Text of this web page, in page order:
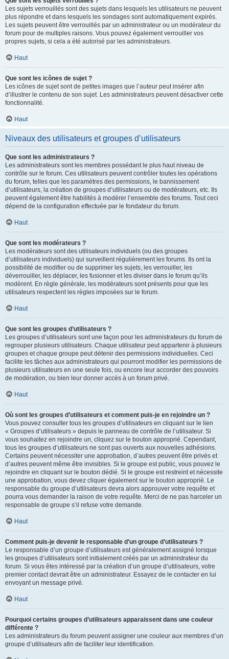
Les sujets verrouillés sont des sujets dans lesquels les utilisateurs ne peuvent
plus répondre et dans lesquels les sondages sont automatiquement expirés.
Les sujets peuvent être verrouillés par un administrateur ou un modérateur du
forum pour de multiples raisons. Vous pouvez également verrouiller vos
propres sujets, si cela a été autorisé par les administrateurs.
Haut
Que sont les icônes de sujet ?
Les icônes de sujet sont de petites images que l’auteur peut insérer afin
d’illustrer le contenu de son sujet. Les administrateurs peuvent désactiver cette
fonctionnalité.
Haut
Niveaux des utilisateurs et groupes d’utilisateurs
Que sont les administrateurs ?
Les administrateurs sont les membres possédant le plus haut niveau de
contrôle sur le forum. Ces utilisateurs peuvent contrôler toutes les opérations
du forum, telles que les paramètres des permissions, le bannissement
d’utilisateurs, la création de groupes d’utilisateurs ou de modérateurs, etc. Ils
peuvent également être habilités à modérer l’ensemble des forums. Tout ceci
dépend de la configuration effectuée par le fondateur du forum.
Haut
Que sont les modérateurs ?
Les modérateurs sont des utilisateurs individuels (ou des groupes
d’utilisateurs individuels) qui surveillent régulièrement les forums. Ils ont la
possibilité de modifier ou de supprimer les sujets, les verrouiller, les
déverrouiller, les déplacer, les fusionner et les diviser dans le forum qu’ils
modèrent. En règle générale, les modérateurs sont présents pour que les
utilisateurs respectent les règles imposées sur le forum.
Haut
Que sont les groupes d’utilisateurs ?
Les groupes d’utilisateurs sont une façon pour les administrateurs du forum de
regrouper plusieurs utilisateurs. Chaque utilisateur peut appartenir à plusieurs
groupes et chaque groupe peut détenir des permissions individuelles. Ceci
facilite les tâches aux administrateurs qui pourront modifier les permissions de
plusieurs utilisateurs en une seule fois, ou encore leur accorder des pouvoirs
de modération, ou bien leur donner accès à un forum privé.
Haut
Où sont les groupes d’utilisateurs et comment puis-je en rejoindre un ?
Vous pouvez consulter tous les groupes d’utilisateurs en cliquant sur le lien
« Groupes d’utilisateurs » depuis le panneau de contrôle de l’utilisateur. Si
vous souhaitez en rejoindre un, cliquez sur le bouton approprié. Cependant,
tous les groupes d’utilisateurs ne sont pas ouverts aux nouvelles adhésions.
Certains peuvent nécessiter une approbation, d’autres peuvent être privés et
d’autres peuvent même être invisibles. Si le groupe est public, vous pouvez le
rejoindre en cliquant sur le bouton dédié. Si le groupe est restreint et nécessite
une approbation, vous devez cliquer également sur le bouton approprié. Le
responsable du groupe d’utilisateurs devra alors approuver votre requête et
pourra vous demander la raison de votre requête. Merci de ne pas harceler un
responsable de groupe s’il refuse votre demande.
Haut
Comment puis-je devenir le responsable d’un groupe d’utilisateurs ?
Le responsable d’un groupe d’utilisateurs est généralement assigné lorsque
les groupes d’utilisateurs sont initialement créés par un administrateur du
forum. Si vous êtes intéressé par la création d’un groupe d’utilisateurs, votre
premier contact devrait être un administrateur. Essayez de le contacter en lui
envoyant un message privé.
Haut
Pourquoi certains groupes d’utilisateurs apparaissent dans une couleur
différente ?
Les administrateurs du forum peuvent assigner une couleur aux membres d’un
groupe d’utilisateurs afin de faciliter leur identification.